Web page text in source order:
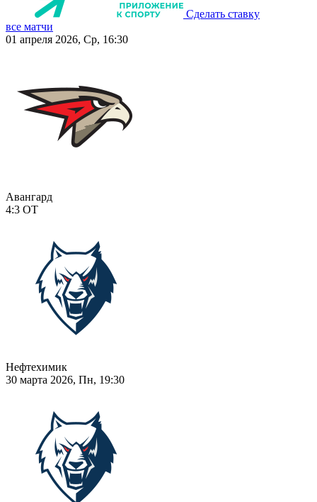
Сделать ставку
все матчи
01 апреля 2026, Ср, 16:30
Авангард
4:3 ОТ
Нефтехимик
30 марта 2026, Пн, 19:30